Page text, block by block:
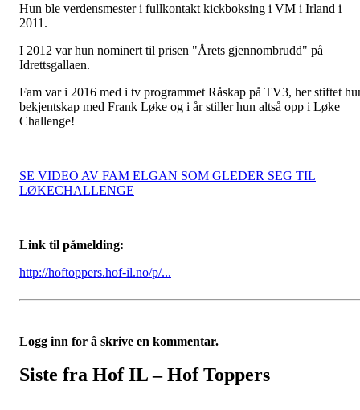
Hun ble verdensmester i fullkontakt kickboksing i VM i Irland i
2011.
I 2012 var hun nominert til prisen "Årets gjennombrudd" på
Idrettsgallaen.
Fam var i 2016 med i tv programmet Råskap på TV3, her stiftet
bekjentskap med Frank Løke og i år stiller hun altså opp i Løke
Challenge!
SE VIDEO AV FAM ELGAN SOM GLEDER SEG TIL
LØKECHALLENGE
Link til påmelding:
http://hoftoppers.hof-il.no/p/...
Logg inn for å skrive en kommentar.
Siste fra Hof IL – Hof Toppers